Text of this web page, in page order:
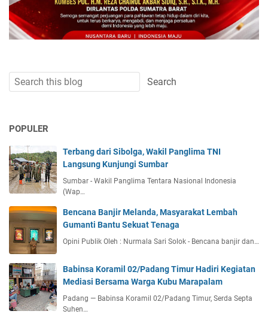
POPULER
Terbang dari Sibolga, Wakil Panglima TNI
Langsung Kunjungi Sumbar
Sumbar - Wakil Panglima Tentara Nasional Indonesia
(Wap…
Bencana Banjir Melanda, Masyarakat Lembah
Gumanti Bantu Sekuat Tenaga
Opini Publik Oleh : Nurmala Sari Solok - Bencana banjir dan…
Babinsa Koramil 02/Padang Timur Hadiri Kegiatan
Mediasi Bersama Warga Kubu Marapalam
Padang — Babinsa Koramil 02/Padang Timur, Serda Septa
Suhen…